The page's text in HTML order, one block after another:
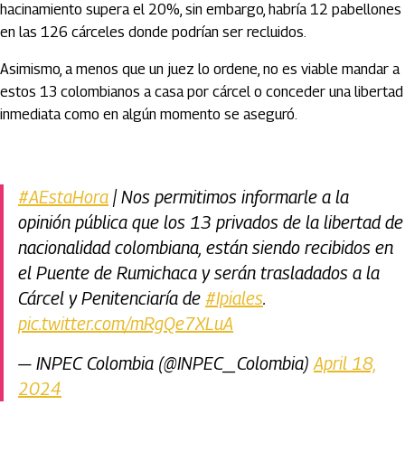
hacinamiento supera el 20%, sin embargo, habría 12 pabellones
en las 126 cárceles donde podrían ser recluidos.
Asimismo, a menos que un juez lo ordene, no es viable mandar a
estos 13 colombianos a casa por cárcel o conceder una libertad
inmediata como en algún momento se aseguró.
#AEstaHora | Nos permitimos informarle a la
opinión pública que los 13 privados de la libertad de
nacionalidad colombiana, están siendo recibidos en
el Puente de Rumichaca y serán trasladados a la
Cárcel y Penitenciaría de #Ipiales.
pic.twitter.com/mRgQe7XLuA
— INPEC Colombia (@INPEC_Colombia)April 18,
2024